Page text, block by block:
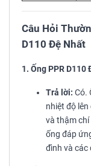
Câu Hỏi
D110 Đệ Nhất
1. Ống PPR
Trả lời: Có.
nhiệt độ lên
và thậm
ống đáp
đình và các